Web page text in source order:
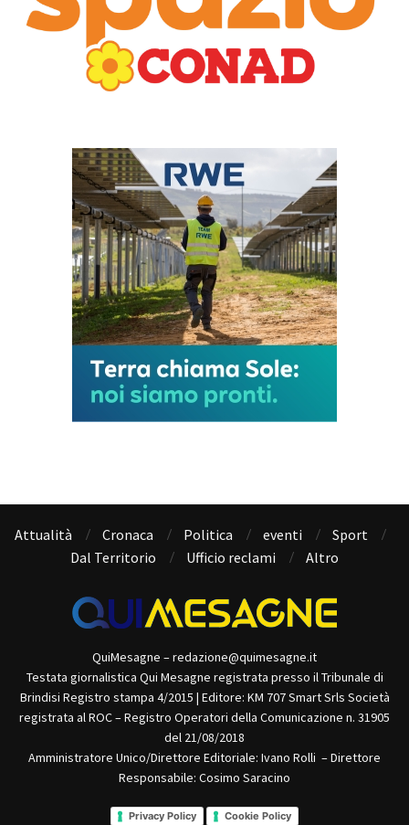
Attualità Cronaca Politica eventi
Sport
Dal Territorio
Ufficio reclami Altro
QuiMesagne – redazione@quimesagne.it
Testata giornalistica Qui Mesagne registrata presso il Tribunale di
Brindisi Registro stampa 4/2015 | Editore: KM 707 Smart Srls Società
registrata al ROC – Registro Operatori della Comunicazione n. 31905
del 21/08/2018
Amministratore Unico/Direttore Editoriale: Ivano Rolli – Direttore
Responsabile: Cosimo Saracino
Privacy Policy Cookie Policy